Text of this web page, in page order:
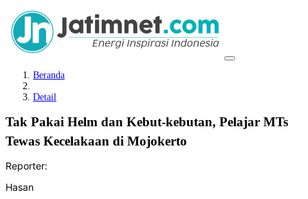
Beranda
Detail
Tak Pakai Helm dan Kebut-kebutan, Pelajar MTs
Tewas Kecelakaan di Mojokerto
Reporter:
Hasan